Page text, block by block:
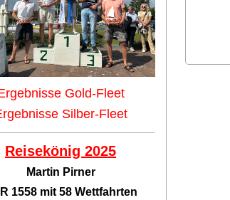
Gold-Fleet
Silber-Fleet
Reisekönig 2025
Martin Pirner
1558 mit 58 Wettfahrten